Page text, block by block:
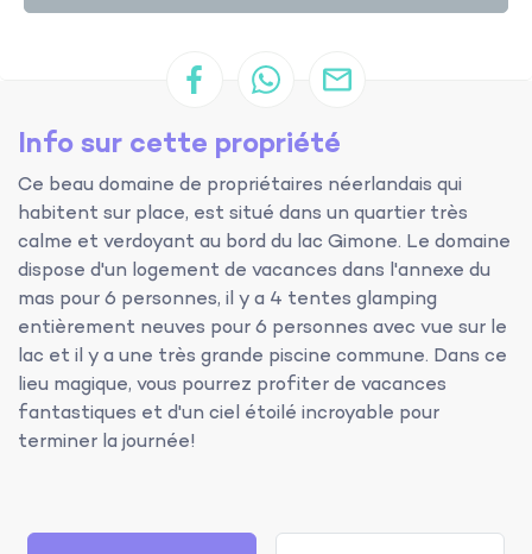
Info sur cette propriété
Ce beau domaine de propriétaires néerlandais qui
habitent sur place, est situé dans un quartier très
calme et verdoyant au bord du lac Gimone. Le domaine
dispose d'un logement de vacances dans l'annexe du
mas pour 6 personnes, il y a 4 tentes glamping
entièrement neuves pour 6 personnes avec vue sur le
lac et il y a une très grande piscine commune. Dans ce
lieu magique, vous pourrez profiter de vacances
fantastiques et d'un ciel étoilé incroyable pour
terminer la journée!